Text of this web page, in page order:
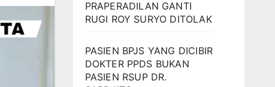
PRAPERADILAN GANTI
RUGI ROY SURYO DITOLAK
PASIEN BPJS YANG DICIBIR
DOKTER PPDS BUKAN
PASIEN RSUP DR.